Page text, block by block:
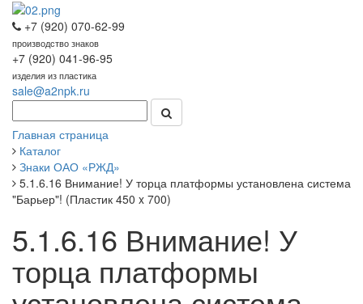
+7 (920) 070-62-99
производство знаков
+7 (920) 041-96-95
изделия из пластика
sale@a2npk.ru
Главная страница
Каталог
Знаки ОАО «РЖД»
5.1.6.16 Внимание! У торца платформы установлена система
"Барьер"! (Пластик 450 x 700)
5.1.6.16 Внимание! У
торца платформы